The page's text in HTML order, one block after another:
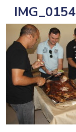
IMG_0154